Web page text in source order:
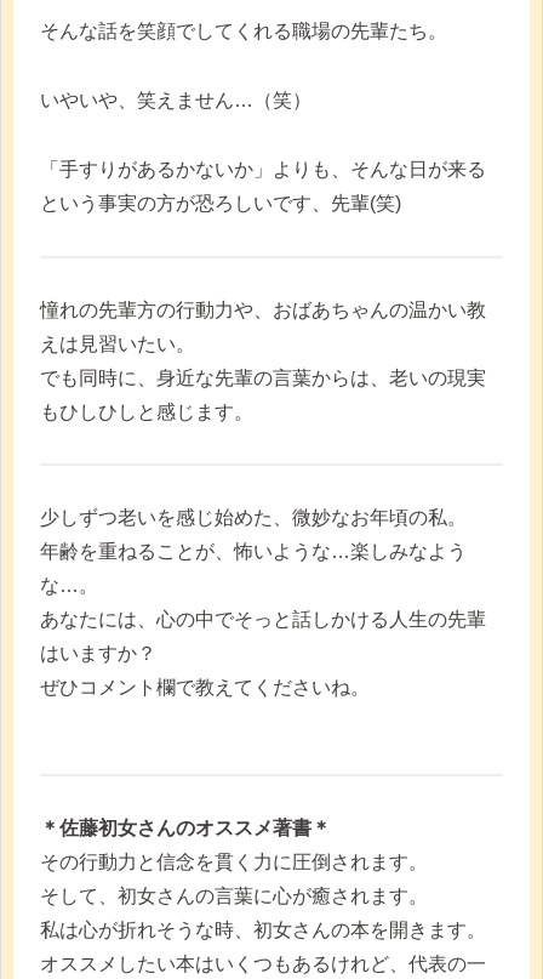
そんな話を笑顔でしてくれる職場の先輩たち。
いやいや、笑えません…（笑）
「手すりがあるかないか」よりも、そんな日が来る
という事実の方が恐ろしいです、先輩(笑)
憧れの先輩方の行動力や、おばあちゃんの温かい教
えは見習いたい。
でも同時に、身近な先輩の言葉からは、老いの現実
もひしひしと感じます。
少しずつ老いを感じ始めた、微妙なお年頃の私。
年齢を重ねることが、怖いような…楽しみなよう
な…。
あなたには、心の中でそっと話しかける人生の先輩
はいますか？
ぜひコメント欄で教えてくださいね。
＊佐藤初女さんのオススメ著書＊
その行動力と信念を貫く力に圧倒されます。
そして、初女さんの言葉に心が癒されます。
私は心が折れそうな時、初女さんの本を開きます。
オススメしたい本はいくつもあるけれど、代表の一